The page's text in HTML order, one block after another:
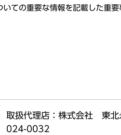
ての重要な情報を記載した重
取扱代理店：株式会社 東北
024-0032